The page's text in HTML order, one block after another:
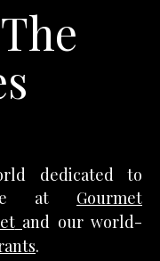
dedicated to
at Gourmet
and our world-
.